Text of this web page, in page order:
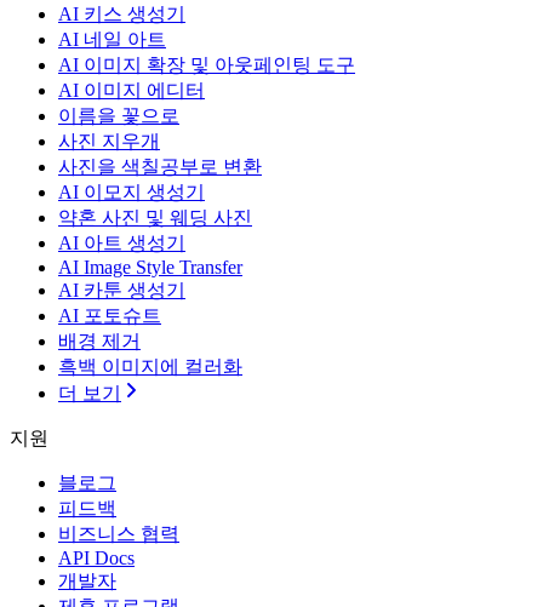
AI 키스 생성기
AI 네일 아트
AI 이미지 확장 및 아웃페인팅 도구
AI 이미지 에디터
이름을 꽃으로
사진 지우개
사진을 색칠공부로 변환
AI 이모지 생성기
약혼 사진 및 웨딩 사진
AI 아트 생성기
AI Image Style Transfer
AI 카툰 생성기
AI 포토슈트
배경 제거
흑백 이미지에 컬러화
더 보기
지원
블로그
피드백
비즈니스 협력
API Docs
개발자